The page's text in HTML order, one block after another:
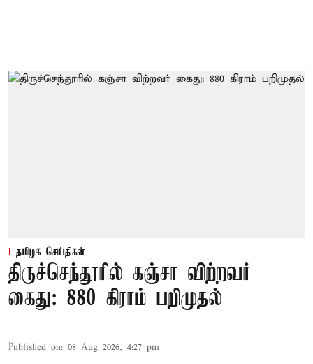
தமிழக செய்திகள்
திருச்செந்தூரில் கஞ்சா விற்றவர்
கைது: 880 கிராம் பறிமுதல்
Published on: 08 Aug 2026, 4:27 pm